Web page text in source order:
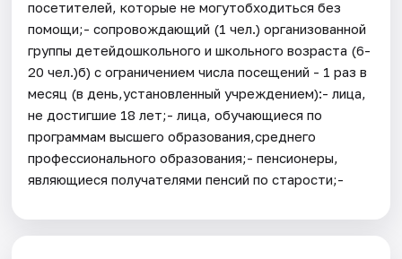
посетителей, которые не могутобходиться без
помощи;- сопровождающий (1 чел.) организованной
группы детейдошкольного и школьного возраста (6-
20 чел.)б) с ограничением числа посещений - 1 раз в
месяц (в день,установленный учреждением):- лица,
не достигшие 18 лет;- лица, обучающиеся по
программам высшего образования,среднего
профессионального образования;- пенсионеры,
являющиеся получателями пенсий по старости;-